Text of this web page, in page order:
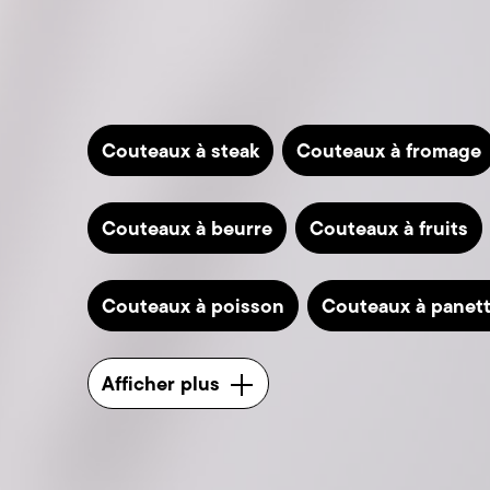
Couteaux à steak Couteaux à fromage
Couteaux à beurre Couteaux à fruits
Couteaux à poisson Couteaux à
Afficher plus